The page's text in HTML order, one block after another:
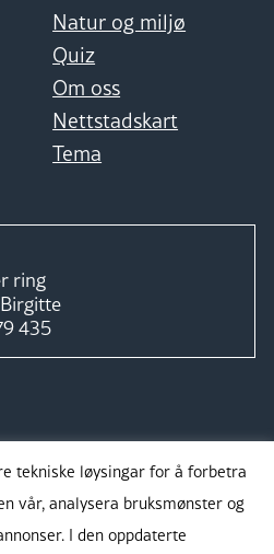
Natur og miljø
Quiz
Om oss
Nettstadskart
Tema
ring
Birgitte
435
tekniske løysingar for å forbetra
vår, analysera bruksmønster og
I den oppdaterte